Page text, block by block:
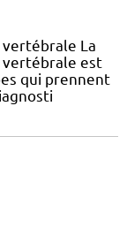
La
vertébrale est
qui prennent